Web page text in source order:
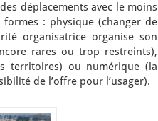
déplacements avec le moins
: physique (changer de
organisatrice organise son
rares ou trop restreints),
territoires) ou numérique (la
de l’offre pour l’usager).